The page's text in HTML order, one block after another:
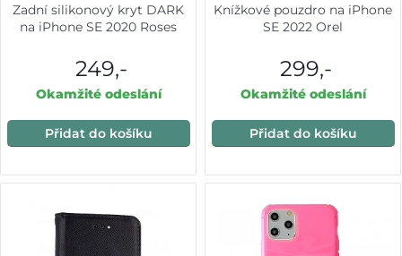
Zadní silikonový kryt DARK
na iPhone SE 2020 Roses
249,-
Okamžité odeslání
Přidat do košíku
Knížkové pouzdro na iPhone
SE 2022 Orel
299,-
Okamžité odeslání
Přidat do košíku